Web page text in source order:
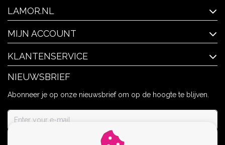
LAMOR.NL
MIJN ACCOUNT
KLANTENSERVICE
NIEUWSBRIEF
Abonneer je op onze nieuwsbrief om op de hoogte te blijven.